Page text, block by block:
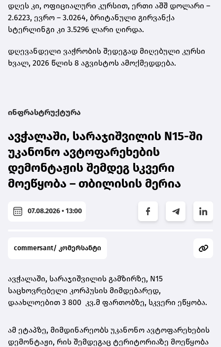
დღეს კი, ოფიციალური კურსით, ერთი აშშ დოლარი –
2.6223, ევრო – 3.0264, ბრიტანული გირვანქა
სტერლინგი კი 3.5296 ლარი ღირდა.
დღევანდელი ვაჭრობის შედეგად მიღებული კურსი
ხვალ, 2026 წლის 8 აგვისტოს ამოქმედდება.
ინფრასტრუქტურა
ავჭალაში, სარაჯიშვილის N15-ში
უკანონო ავტოფარეხების
დემონტაჟის შემდეგ სკვერი
მოეწყობა – თბილისის მერია
07.08.2026 • 13:00
commersant/ კომერსანტი
ავჭალაში, სარაჯიშვილის გამზირზე, N15
საცხოვრებელი კორპუსის მიმდებარედ,
დაახლოებით 3 800 კვ.მ ფართობზე, სკვერი ეწყობა.
ამ ეტაპზე, მიმდინარეობს უკანონო ავტოფარეხების
დემონტაჟი, რის შემდეგაც ტერიტორიაზე მოეწყობა